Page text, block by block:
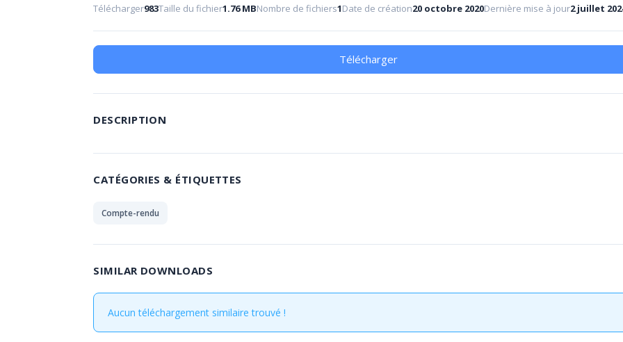
Télécharger983Taille du fichier1.76 MBNombre de fichiers1Date de création20 octobre 2020Dernière mise à jour2 juillet
Télécharger
DESCRIPTION
CATÉGORIES & ÉTIQUETTES
Compte-rendu
SIMILAR DOWNLOADS
Aucun téléchargement similaire trouvé !